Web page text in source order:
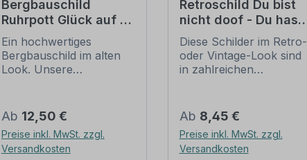
Bergbauschild
Ruhrpott Glück auf -
mit Logo - in Retro-
Ausführung
Ein hochwertiges
Bergbauschild im alten
Look. Unsere
nachempfunden, die
zum Teil aus Holz
bestanden, mit
handgemalten Inhalten.
Regulärer Preis:
Ab 12,50 €
Preise inkl. MwSt. zzgl.
Versandkosten
Retroschild Du bist
nicht doof - Du hast
nur Pech beim
Denken
Diese Schilder im Retro-
oder Vintage-Look sind
in zahlreichen
Textinhalten, die je nach
Artikel individuallisiert
werden können. Die
Patina (Kratzer und
Regulärer Preis:
Ab 8,45 €
Preise inkl. MwSt. zzgl.
Versandkosten